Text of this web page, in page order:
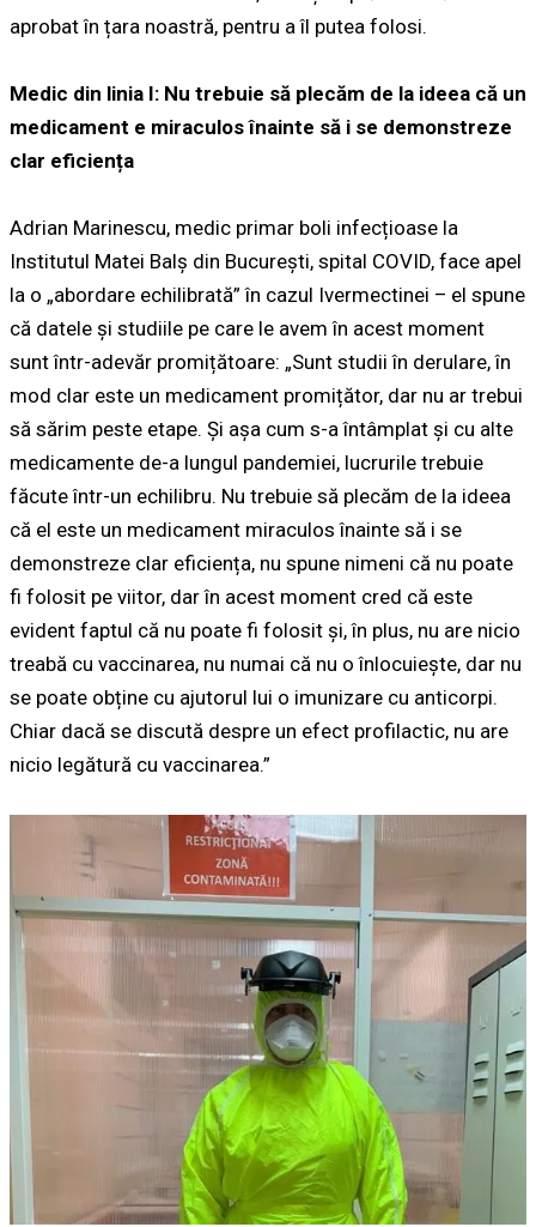
aprobat în țara noastră, pentru a îl putea folosi.
Medic din linia I: Nu trebuie să plecăm de la ideea că un
medicament e miraculos înainte să i se demonstreze
clar eficiența
Adrian Marinescu, medic primar boli infecțioase la
Institutul Matei Balș din București, spital COVID, face apel
la o „abordare echilibrată” în cazul Ivermectinei – el spune
că datele și studiile pe care le avem în acest moment
sunt într-adevăr promițătoare: „Sunt studii în derulare, în
mod clar este un medicament promițător, dar nu ar trebui
să sărim peste etape. Și așa cum s-a întâmplat și cu alte
medicamente de-a lungul pandemiei, lucrurile trebuie
făcute într-un echilibru. Nu trebuie să plecăm de la ideea
că el este un medicament miraculos înainte să i se
demonstreze clar eficiența, nu spune nimeni că nu poate
fi folosit pe viitor, dar în acest moment cred că este
evident faptul că nu poate fi folosit și, în plus, nu are nicio
treabă cu vaccinarea, nu numai că nu o înlocuiește, dar nu
se poate obține cu ajutorul lui o imunizare cu anticorpi.
Chiar dacă se discută despre un efect profilactic, nu are
nicio legătură cu vaccinarea.”